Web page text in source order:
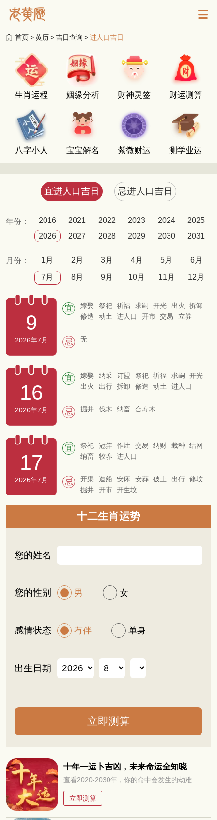
首页>黄历>吉日查询 >进人口吉日
生肖运程 姻缘分析 财神灵签 财运测算
八字小人 宝宝解名 紫微财运 测学业运
宜进人口吉日 忌进人口吉日
年份： 2016 2021 2022 2023 2024
2025
2026
2027 2028 2029 2030 2031
月份： 1月 2月 3月 4月 5月 6月
7月 8月 9月 10月 11月 12月
9
2026年7月
宜 嫁娶 祭祀 祈福 求嗣 开光 出火
拆卸
修造
动土 进人口 开市 交易
立券
除服
忌 无
16
2026年7月
宜 嫁娶 纳采 订盟 祭祀 祈福 求嗣
开光
出火
出行 拆卸 修造 动土
进人口
栽种
入殓 破土 谢土 安葬
忌 掘井 伐木 纳畜 合寿木
17
2026年7月
宜 祭祀 冠笄 作灶 交易 纳财 栽种
结网
纳畜
牧养 进人口
忌 开渠 造船 安床 安葬 破土 出行 修坟
掘井
开市 开生坟
十二生肖运势
您的姓名
您的性别 男 女
感情状态 有伴 单身
出生日期
十年一运卜吉凶，未来命运全知晓
查看2020-2030年，你的命中会发生的劫难
立即测算